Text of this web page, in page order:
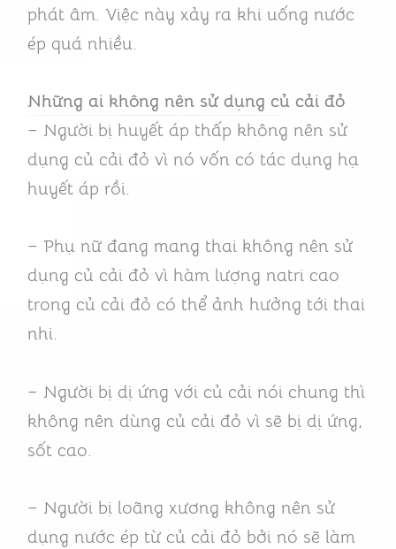
phát âm. Việc này xảy ra khi uống nước
ép quá nhiều.
Những ai không nên sử dụng củ cải đỏ
– Người bị huyết áp thấp không nên sử
dụng củ cải đỏ vì nó vốn có tác dụng hạ
huyết áp rồi.
– Phụ nữ đang mang thai không nên sử
dụng củ cải đỏ vì hàm lượng natri cao
trong củ cải đỏ có thể ảnh hưởng tới thai
nhi.
– Người bị dị ứng với củ cải nói chung thì
không nên dùng củ cải đỏ vì sẽ bị dị ứng,
sốt cao.
– Người bị loãng xương không nên sử
dụng nước ép từ củ cải đỏ bởi nó sẽ làm